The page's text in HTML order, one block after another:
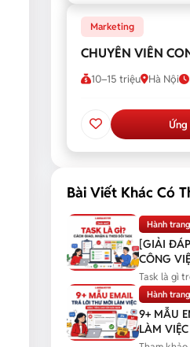
Marketing
CHUYÊN VIÊN
10–15 triệu Hà Nội
Bài Viết Khác Có
Hành
[GIẢI
CÔNG
THEO
Task là gì
giao, nhận
Hành
9+ MẪU
LÀM
BẢN DỊCH